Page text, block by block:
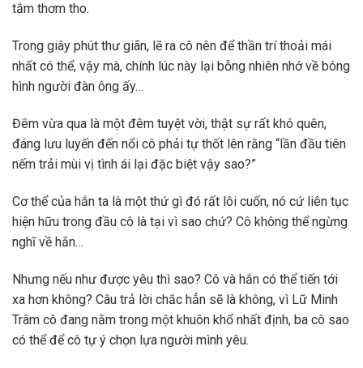
tắm thơm tho.
Trong giây phút thư giãn, lẽ ra cô nên để thần trí thoải mái
nhất có thể, vậy mà, chính lúc này lại bỗng nhiên nhớ về bóng
hình người đàn ông ấy…
Đêm vừa qua là một đêm tuyệt vời, thật sự rất khó quên,
đáng lưu luyến đến nổi cô phải tự thốt lên rằng “lần đầu tiên
nếm trải mùi vị tình ái lại đặc biệt vậy sao?”
Cơ thể của hắn ta là một thứ gì đó rất lôi cuốn, nó cứ liên tục
hiện hữu trong đầu cô là tại vì sao chứ? Cô không thể ngừng
nghĩ về hắn…
Nhưng nếu như được yêu thì sao? Cô và hắn có thể tiến tới
xa hơn không? Câu trả lời chắc hẳn sẽ là không, vì Lữ Minh
Trâm cô đang nằm trong một khuôn khổ nhất định, ba cô sao
có thể để cô tự ý chọn lựa người mình yêu.